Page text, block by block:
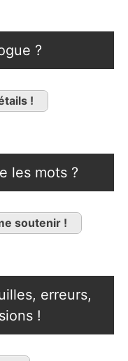
?
!
les mots ?
soutenir !
erreurs,
!